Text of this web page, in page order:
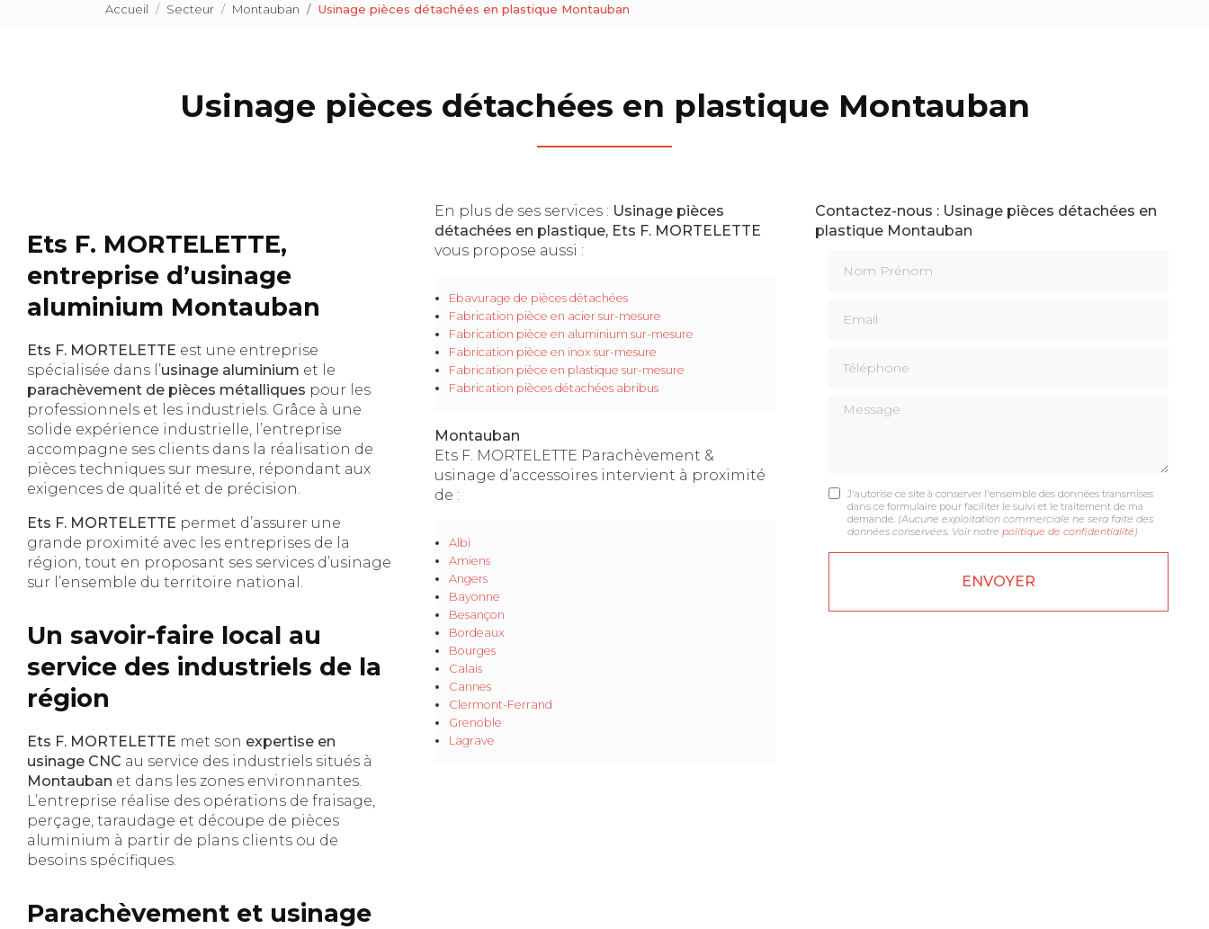
Accueil Secteur Montauban Usinage pièces détachées en plastique Montauban
Usinage pièces détachées en plastique Montauban
Ets F. MORTELETTE,
entreprise d’usinage
aluminium Montauban
Ets F. MORTELETTE est une entreprise
spécialisée dans l’usinage aluminium et le
parachèvement de pièces métalliques pour les
professionnels et les industriels. Grâce à une
solide expérience industrielle, l’entreprise
accompagne ses clients dans la réalisation de
pièces techniques sur mesure, répondant aux
exigences de qualité et de précision.
Ets F. MORTELETTE permet d’assurer une
grande proximité avec les entreprises de la
région, tout en proposant ses services d’usinage
sur l’ensemble du territoire national.
Un savoir-faire local au
service des industriels de la
région
Ets F. MORTELETTE met son expertise en
usinage CNC au service des industriels situés à
Montauban et dans les zones environnantes.
L’entreprise réalise des opérations de fraisage,
perçage, taraudage et découpe de pièces
aluminium à partir de plans clients ou de
besoins spécifiques.
Parachèvement et usinage
En plus de ses services : Usinage pièces
détachées en plastique, Ets F. MORTELETTE
vous propose aussi :
Ebavurage de pièces détachées
Fabrication pièce en acier sur-mesure
Fabrication pièce en aluminium sur-mesure
Fabrication pièce en inox sur-mesure
Fabrication pièce en plastique sur-mesure
Fabrication pièces détachées abribus
Montauban
Ets F. MORTELETTE Parachèvement &
usinage d’accessoires intervient à proximité
de :
Albi
Amiens
Angers
Bayonne
Besançon
Bordeaux
Bourges
Calais
Cannes
Clermont-Ferrand
Grenoble
Lagrave
Contactez-nous : Usinage pièces détachées en
plastique Montauban
Message
J'autorise ce site à conserver l'ensemble des données transmises
dans ce formulaire pour faciliter le suivi et le traitement de ma
demande. (Aucune exploitation commerciale ne sera faite des
données conservées. Voir notre politique de confidentialité )